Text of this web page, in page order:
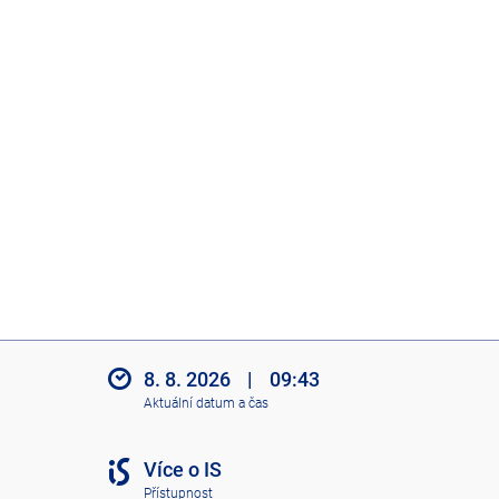
8. 8. 2026 | 09:43
Aktuální datum a čas
Více o IS
Přístupnost